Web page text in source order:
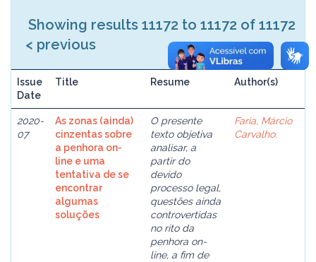
Showing results 11172 to 11172 of 11172
< previous
Issue
Date
Title Resume Author(s)
2020-
07
As zonas (ainda)
cinzentas sobre
a penhora on-
line e uma
tentativa de se
encontrar
algumas
soluções
O presente
texto objetiva
analisar, a
partir do
devido
processo legal,
questões ainda
controvertidas
no rito da
penhora on-
line, a fim de
Faria, Márcio
Carvalho.